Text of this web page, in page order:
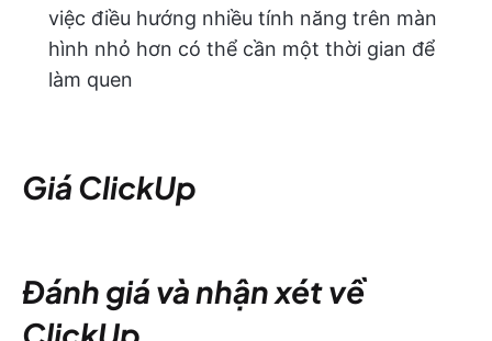
việc điều hướng nhiều tính năng trên màn
hình nhỏ hơn có thể cần một thời gian để
làm quen
Giá ClickUp
Đánh giá và nhận xét về